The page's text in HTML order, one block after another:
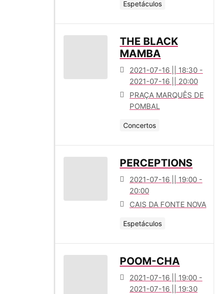
Espetáculos
THE BLACK
MAMBA
2021-07-16 || 18:30 -
2021-07-16 || 20:00
PRAÇA MARQUÊS DE
POMBAL
Concertos
PERCEPTIONS
2021-07-16 || 19:00 -
20:00
CAIS DA FONTE NOVA
Espetáculos
POOM-CHA
2021-07-16 || 19:00 -
2021-07-16 || 19:30